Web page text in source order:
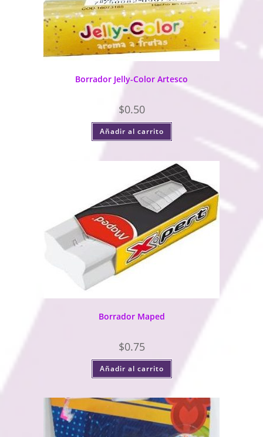
Borrador Jelly-Color Artesco
$0.50
Añadir al carrito
Borrador Maped
$0.75
Añadir al carrito